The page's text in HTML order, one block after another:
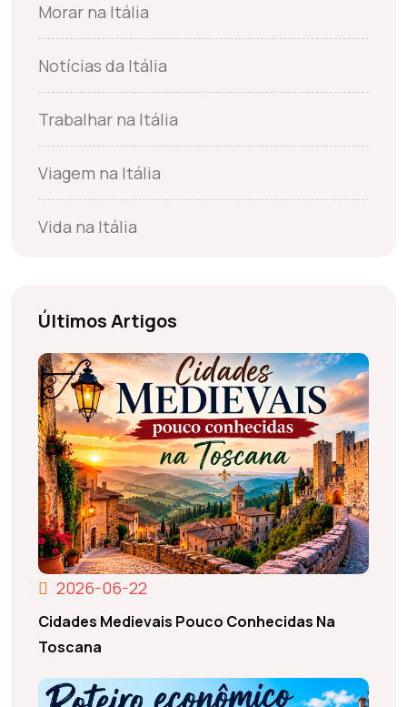
Morar na Itália
Notícias da Itália
Trabalhar na Itália
Viagem na Itália
Vida na Itália
Últimos Artigos
2026-06-22
Cidades Medievais Pouco Conhecidas Na
Toscana